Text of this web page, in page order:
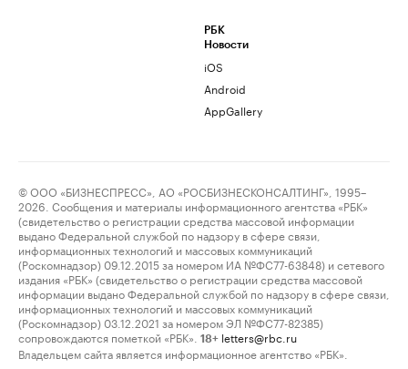
РБК
Новости
iOS
Android
AppGallery
© ООО «БИЗНЕСПРЕСС», АО «РОСБИЗНЕСКОНСАЛТИНГ», 1995–
2026. Сообщения и материалы информационного агентства «РБК»
(свидетельство о регистрации средства массовой информации
выдано Федеральной службой по надзору в сфере связи,
информационных технологий и массовых коммуникаций
(Роскомнадзор) 09.12.2015 за номером ИА №ФС77-63848) и сетевого
издания «РБК» (свидетельство о регистрации средства массовой
информации выдано Федеральной службой по надзору в сфере связи,
информационных технологий и массовых коммуникаций
(Роскомнадзор) 03.12.2021 за номером ЭЛ №ФС77-82385)
сопровождаются пометкой «РБК».
18+ letters@rbc.ru
Владельцем сайта является информационное агентство «РБК».